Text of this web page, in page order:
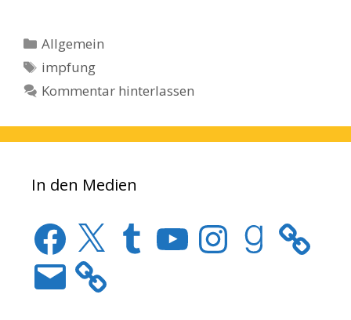
Kategorien
Allgemein
Schlagwörter
impfung
Kommentar hinterlassen
In den Medien
Facebook
X TumblrYouTubeInstagramGoodreads
E-
Mail